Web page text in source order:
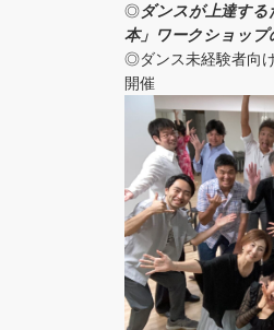
◎ダンスが上達す
本」ワークショップ
◎ダンス未経験者向
開催